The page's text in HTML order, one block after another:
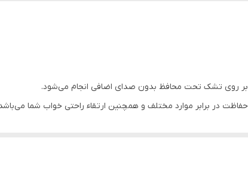
بر روی تشک تحت محافظ بدون صدای اضافی انجام می‌شود.
در برابر موارد مختلف و همچنین ارتقاء راحتی خواب شما